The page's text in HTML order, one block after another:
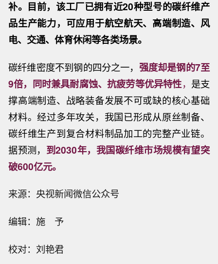
补。目前，该工厂已拥有近20种型号的碳纤维产
品生产能力，可应用于航空航天、高端制造、风
电、交通、体育休闲等各类场景。
碳纤维密度不到钢的四分之一， 强度却是钢的7至
9倍，同时兼具耐腐蚀、抗疲劳等优异特性， 是支
撑高端制造、战略装备发展不可或缺的核心基础
材料。经过多年攻关，我国已形成从原丝制备、
碳纤维生产到复合材料制品加工的完整产业链。
据预测， 到2030年，我国碳纤维市场规模有望突
破600亿元。
来源：央视新闻微信公众号
编辑：施 予
校对：刘艳君